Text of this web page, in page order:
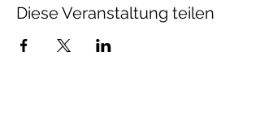
Diese Veranstaltung teilen